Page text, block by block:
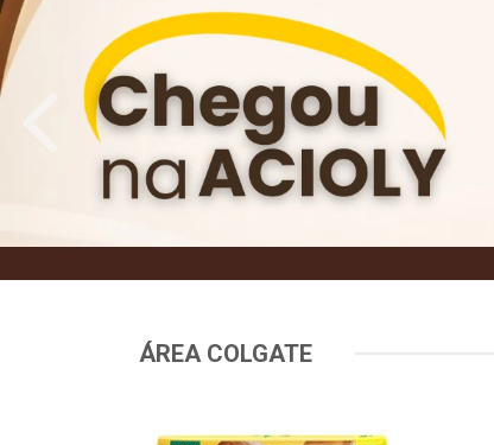
ÁREA COLGATE